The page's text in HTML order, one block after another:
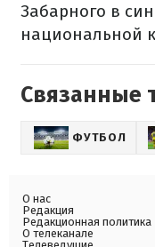
Забарного в
национальной
Связанные
ФУТБОЛ
О нас
Редакция
Редакционная политика
О телеканале